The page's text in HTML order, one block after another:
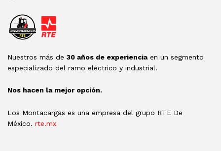
Nuestros más de 30 años de experienciaen un segmento
especializado del ramo eléctrico y industrial.
Nos hacen la mejor opción.
Los Montacargas es una empresa del grupo RTE De
México. rte.mx